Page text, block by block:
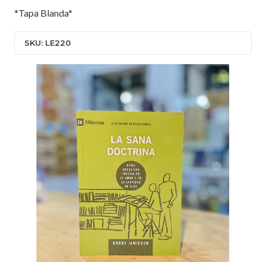
*Tapa Blanda*
SKU: LE220